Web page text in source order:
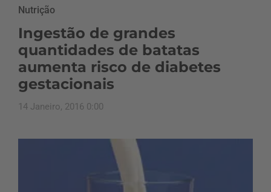
Nutrição
Ingestão de grandes
quantidades de batatas
aumenta risco de diabetes
gestacionais
14 Janeiro, 2016 0:00